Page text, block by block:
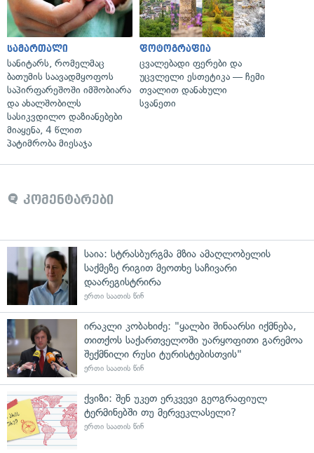
სამართალი
სანიტარს, რომელმაც
ბათუმის საავადმყოფოს
საპირფარეშოში იმშობიარა
და ახალშობილს
სასიკვდილო დაზიანებები
მიაყენა, 4 წლით
პატიმრობა მიესაჯა
ფოტოგრაფია
ცვალებადი ფერები და
უცვლელი ესთეტიკა — ჩემი
თვალით დანახული
სვანეთი
კომენტარები
საია: სტრასბურგმა მზია ამაღლობელის
საქმეზე რიგით მეოთხე საჩივარი
დაარეგისტრირა
ერთი საათის წინ
ირაკლი კობახიძე: "ყალბი შინაარსი იქმნება,
თითქოს საქართველოში უარყოფითი გარემოა
შექმნილი რუსი ტურისტებისთვის"
ერთი საათის წინ
ქვიზი: შენ უკეთ ერკვევი გეოგრაფიულ
ტერმინებში თუ მერვეკლასელი?
ერთი საათის წინ